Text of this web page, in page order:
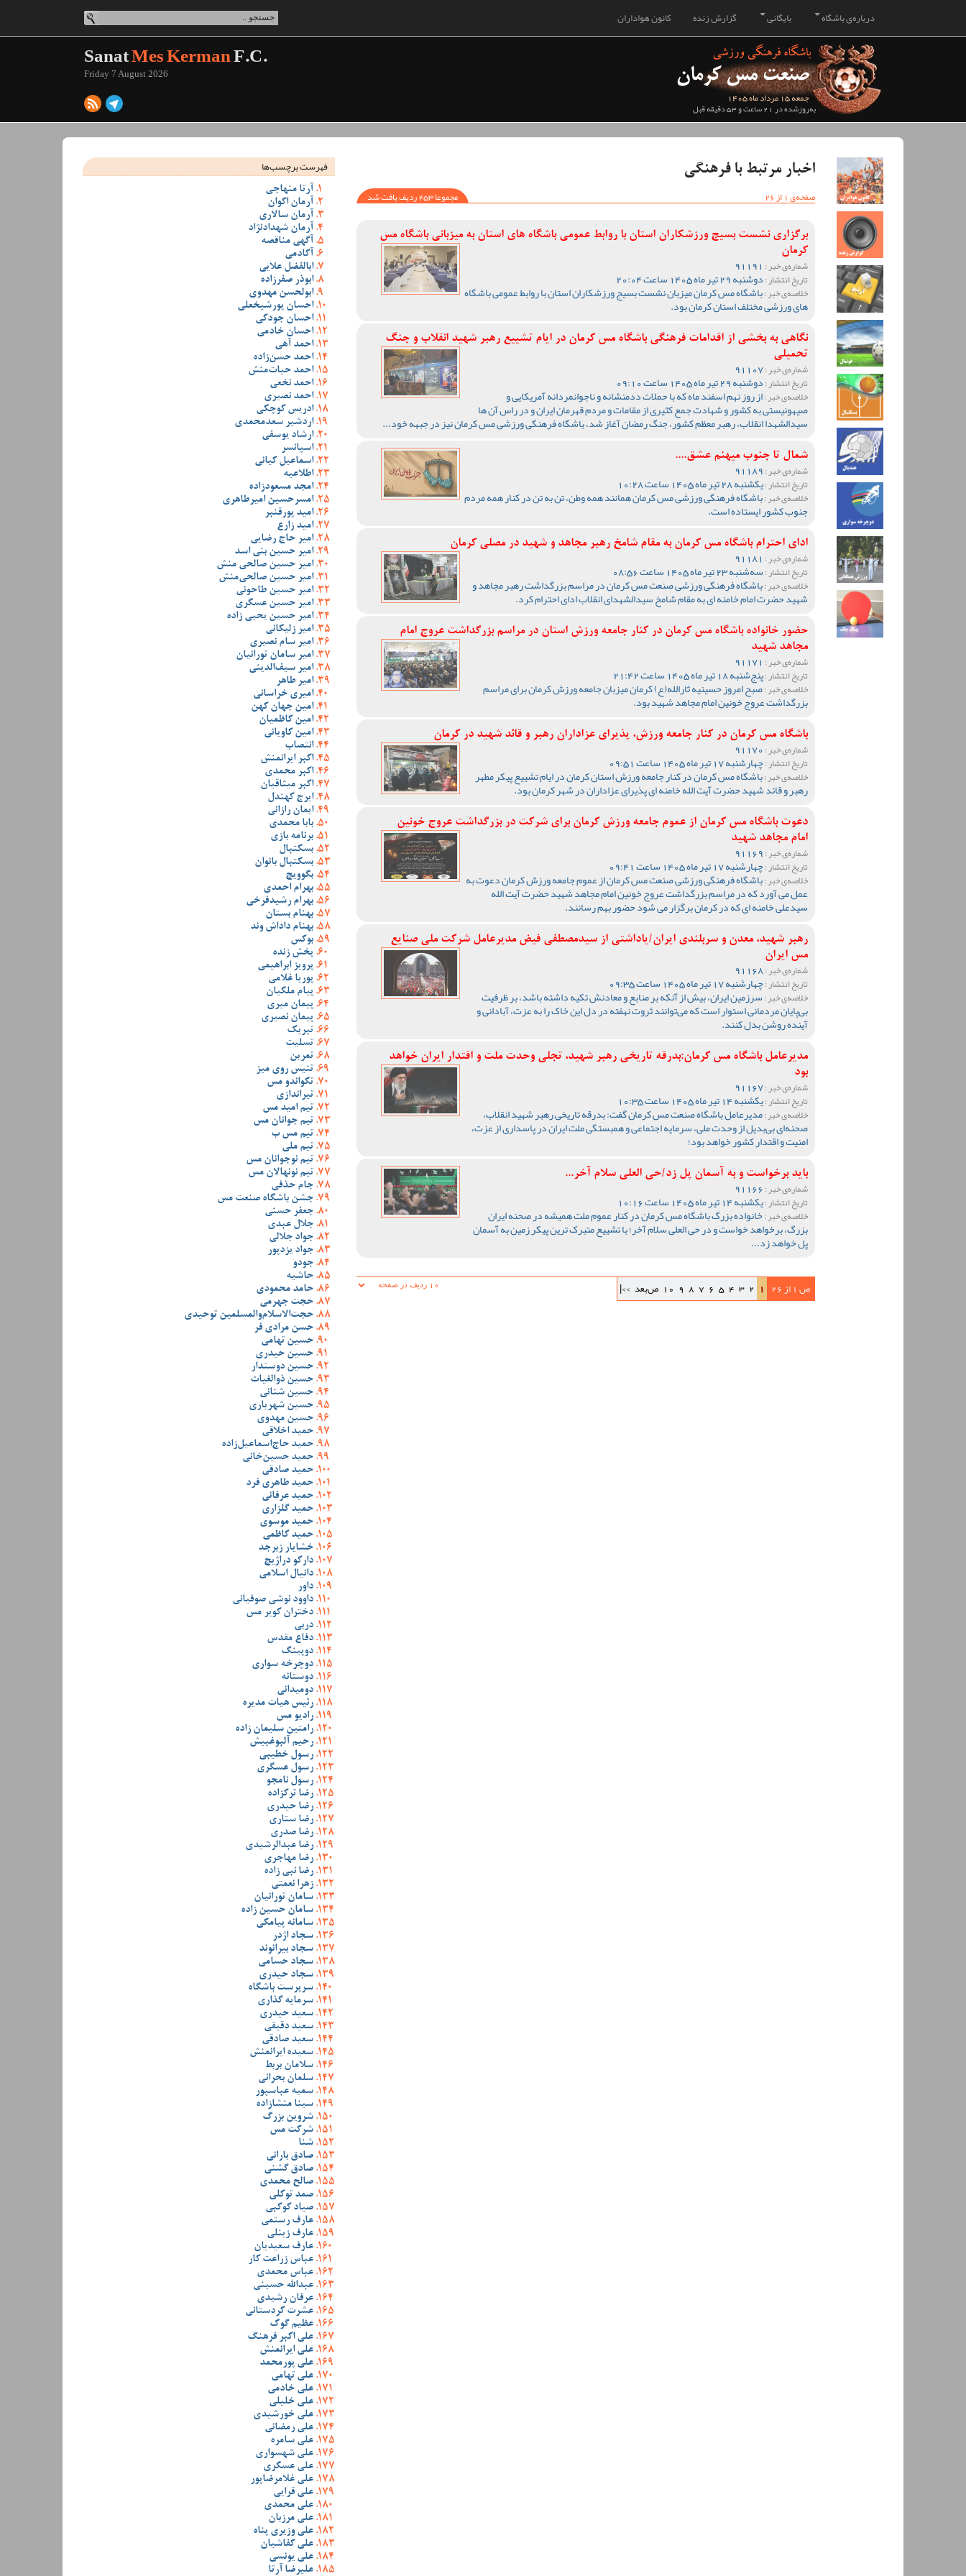
کانون هواداران گزارش زنده بایگانی درباره‌ی باشگاه
جمعه 15 مرداد ماه 1405
به‌روزشده در 21 ساعت و 53 دقیقه قبل
SanatMes KermanF.C.
Friday 7 August 2026
اخبار مرتبط با فرهنگی
صفحه‌ی 1 از 26
مجموعا 253 ردیف یافت شد
برگزاری نشست بسیج ورزشکاران استان با روابط عمومی باشگاه های استان به میزبانی باشگاه مس
کرمان
شماره‌ی خبر :
تاریخ انتشار :دوشنبه 29 تیر ماه 1405 ساعت 20:04
خلاصه‌ی خبر :باشگاه مس کرمان میزبان نشست بسیج ورزشکاران استان با روابط عمومی باشگاه
های ورزشی مختلف استان کرمان بود.
نگاهی به بخشی از اقدامات فرهنگی باشگاه مس کرمان در ایام تشییع رهبر شهید انقلاب و جنگ
تحمیلی
شماره‌ی خبر :91107
تاریخ انتشار :دوشنبه 29 تیر ماه 1405 ساعت 09:10
خلاصه‌ی خبر :از روز نهم اسفند ماه که با حملات ددمنشانه و ناجوانمردانه آمریکایی و
صیهونیستی به کشور و شهادت جمع کثیری از مقامات و مردم قهرمان ایران و در راس آن ها
سیدالشهدا انقلاب، رهبر معظم کشور، جنگ رمضان آغاز شد، باشگاه فرهنگی ورزشی مس کرمان نیز در جبهه خود...
شمال تا جنوب میهنم عشق....
شماره‌ی خبر :
تاریخ انتشار :یکشنبه 28 تیر ماه 1405 ساعت 10:28
خلاصه‌ی خبر :باشگاه فرهنگی ورزشی مس کرمان همانند همه وطن، تن به تن در کنار همه مردم
جنوب کشور ایستاده است.
ادای احترام باشگاه مس کرمان به مقام شامخ رهبر مجاهد و شهید در مصلی کرمان
شماره‌ی خبر :
تاریخ انتشار :سه‌شنبه 23 تیر ماه 1405 ساعت 08:56
خلاصه‌ی خبر :باشگاه فرهنگی ورزشی صنعت مس کرمان در مراسم بزرگداشت رهبر مجاهد و
شهید حضرت امام خامنه ای به مقام شامخ سیدالشهدای انقلاب ادای احترام کرد.
حضور خانواده باشگاه مس کرمان در کنار جامعه ورزش استان در مراسم بزرگداشت عروج امام
مجاهد شهید
شماره‌ی خبر :
تاریخ انتشار :پنج‌شنبه 18 تیر ماه 1405 ساعت 21:42
خلاصه‌ی خبر :صبح امروز حسینیه ثارالله(ع) کرمان میزبان جامعه ورزش کرمان برای مراسم
بزرگداشت عروج خونین امام مجاهد شهید بود.
باشگاه مس کرمان در کنار جامعه ورزش، پذیرای عزاداران رهبر و قائد شهید در کرمان
شماره‌ی خبر :
تاریخ انتشار :چهارشنبه 17 تیر ماه 1405 ساعت 09:51
خلاصه‌ی خبر :باشگاه مس کرمان در کنار جامعه ورزش استان کرمان در ایام تشییع پیکر مطهر
رهبر و قائد شهید حضرت آیت الله خامنه ای پذیرای عزاداران در شهر کرمان بود.
دعوت باشگاه مس کرمان از عموم جامعه ورزش کرمان برای شرکت در بزرگداشت عروج خونین
امام مجاهد شهید
شماره‌ی خبر :
تاریخ انتشار :چهارشنبه 17 تیر ماه 1405 ساعت 09:41
خلاصه‌ی خبر :باشگاه فرهنگی ورزشی صنعت مس کرمان از عموم جامعه ورزش کرمان دعوت به
عمل می آورد که در مراسم بزرگداشت عروج خونین امام مجاهد شهید حضرت آیت الله
سیدعلی خامنه ای که در کرمان برگزار می شود حضور بهم رسانند.
رهبر شهید، معدن و سربلندی ایران/یاداشتی از سیدمصطفی‌‌ فیض مدیرعامل شرکت ملی صنایع
مس ایران
شماره‌ی خبر :91168
تاریخ انتشار :چهارشنبه 17 تیر ماه 1405 ساعت 09:35
خلاصه‌ی خبر :سرزمین ایران، بیش از آنکه بر منابع و معادنش تکیه داشته باشد، بر ظرفیت
بی‌پایان مردمانی استوار است که می‌توانند ثروت نهفته در دل این خاک را به عزت، آبادانی و
آینده روشن بدل کنند.
مدیرعامل باشگاه مس کرمان:بدرقه تاریخی رهبر شهید، تجلی وحدت ملت و اقتدار ایران خواهد
بود
شماره‌ی خبر :91167
تاریخ انتشار :یکشنبه 14 تیر ماه 1405 ساعت 10:35
خلاصه‌ی خبر :مدیرعامل باشگاه صنعت مس کرمان گفت: بدرقه تاریخی رهبر شهید انقلاب،
صحنه‌ای بی‌بدیل از وحدت ملی، سرمایه اجتماعی و همبستگی ملت ایران در پاسداری از عزت،
امنیت و اقتدار کشور خواهد بود؛
باید برخواست و به آسمان پل زد/حی العلی سلام آخر...
شماره‌ی خبر :
تاریخ انتشار :یکشنبه 14 تیر ماه 1405 ساعت 10:16
خلاصه‌ی خبر :خانواده بزرگ باشگاه مس کرمان در کنار عموم ملت همیشه در صحنه ایران
بزرگ، برخواهد خواست و در حی العلی سلام آخر؛ با تشییع متبرک ترین پیکر زمین به آسمان
پل خواهد زد...
ص 1 از 26 1
2
3
4
5
6
7
8
9
10 ص‌بعد >>|
فهرست برچسب‌ها
آرتا منهاجی
آرمان اکوان
آرمان سالاری
آرمان شهدادنژاد
آگهی مناقصه
آکادمی
ابالفضل علایی
ابوذر صفرزاده
ابولحسن مهدوی
احسان پورشیخعلی
احسان جودکی
احسان خادمی
احمد آهی
احمد حسن‌زاده
احمد حیات‌منش
احمد نخعی
احمد نصیری
ادریس کوچکی
اردشیر سعدمحمدی
ارشاد یوسفی
اسپانسر
اسماعیل کیانی
اطلاعیه
امجد مسعودزاده
امسرحسین امیرطاهری
امید پورقنبر
امید زارع
امیر حاج رضایی
امیر حسین بنی اسد
امیر حسین صالحی منش
امیر حسین صالحی‌منش
امیر حسین طاحونی
امیر حسین عسگری
امیر حسین یحیی زاده
امیر زلیکانی
امیر سام نصیری
امیر سامان تورانیان
امیر سیف‌الدینی
امیر طاهر
امیری خراسانی
امین جهان کهن
امین کاظمیان
امین کاویانی
انتصاب
اکبر ایرانمنش
اکبر محمدی
اکبر میثاقیان
ایرج کهندل
ایمان رازانی
بابا محمدی
برنامه بازی
بسکتبال
بسکتبال بانوان
بگوویچ
بهرام احمدی
بهرام رشیدفرخی
بهنام بستان
بهنام داداش وند
بوکس
پخش زنده
پرویز ابراهیمی
پوریا غلامی
پیام ملکیان
پیمان میری
پیمان نصیری
تبریک
تسلیت
تمرین
تنیس روی میز
تکواندو مس
تیراندازی
تیم امید مس
تیم جوانان مس
تیم مس ب
تیم ملی
تیم نوجوانان مس
تیم نونهالان مس
جام حذفی
جشن باشگاه صنعت مس
جعفر حسنی
جلال عبدی
جواد جلالی
جواد یزدپور
جودو
حاشیه
حامد محمودی
حجت جهرمی
حجت‌الاسلام‌والمسلمین توحیدی
حسن مرادی فر
حسین تهامی
حسین حیدری
حسین دوستدار
حسین ذوالغیاث
حسین شنانی
حسین شهریاری
حسین مهدوی
حمید اخلاقی
حمید حاج‌اسماعیل‌زاده
حمید حسین‌خانی
حمید صادقی
حمید طاهری فرد
حمید عرفانی
حمید گلزاری
حمید موسوی
حمید کاظمی
خشایار زبرجد
دارکو دراژیچ
دانیال اسلامی
داور
داوود نوشی صوفیانی
دختران کویر مس
دربی
دفاع مقدس
دوپینگ
دوچرخه سواری
دوستانه
دومیدانی
رئیس هیات مدیره
رادیو مس
رامتین سلیمان زاده
رحیم آلبوغبیش
رسول خطیبی
رسول عسگری
رسول نامجو
رضا ترکزاده
رضا حیدری
رضا ستاری
رضا صدری
رضا عبدالرشیدی
رضا مهاجری
رضا نبی زاده
زهرا نعمتی
سامان تورانیان
سامان حسین زاده
سامانه پیامکی
سجاد اژدر
سجاد بیرانوند
سجاد حسامی
سجاد حیدری
سرپرست باشگاه
سرمایه گذاری
سعید حیدری
سعید دقیقی
سعید صادقی
سعیده ایرانمنش
سلامان بربط
سلمان بحرانی
سمیه عباسپور
سینا منشازاده
شروین بزرگ
شرکت مس
شنا
صادق بارانی
صادق گشنی
صالح محمدی
صمد توکلی
صیاد کوکبی
عارف رستمی
عارف زینلی
عارف سعیدیان
عباس زراعت کار
عباس محمدی
عبدالله حسینی
عرفان رشیدی
عشرت کردستانی
عظیم گوک
علی اکبر فرهنگ
علی ایرانمنش
علی پورمحمد
علی تهامی
علی خادمی
علی خلیلی
علی خورشیدی
علی رمضانی
علی سامره
علی شهسواری
علی عسگری
علی غلامرضاپور
علی قرایی
علی محمدی
علی مرزبان
علی وزیری پناه
علی کفاشیان
علی یونسی
علیرضا آرتا